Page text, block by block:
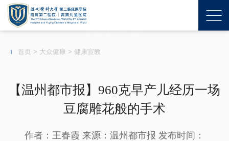
健康宣教
首页 > 大众健康 > 健康宣教
【温州都市报】960克早产儿经历一场
豆腐雕花般的手术
作者：王春霞 来源：温州都市报 发布时间：